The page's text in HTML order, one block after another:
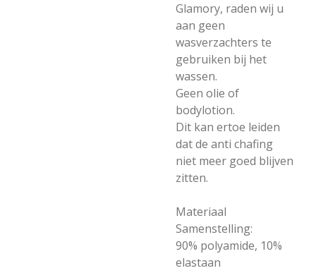
Glamory, raden wij u
aan geen
wasverzachters te
gebruiken bij het
wassen.
Geen olie of
bodylotion.
Dit kan ertoe leiden
dat de anti chafing
niet meer goed blijven
zitten.
Materiaal
Samenstelling:
90% polyamide, 10%
elastaan